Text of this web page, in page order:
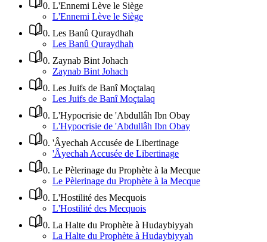
0. L'Ennemi Lève le Siège
L'Ennemi Lève le Siège
0. Les Banû Quraydhah
Les Banû Quraydhah
0. Zaynab Bint Johach
Zaynab Bint Johach
0. Les Juifs de Banî Moçtalaq
Les Juifs de Banî Moçtalaq
0. L'Hypocrisie de 'Abdullâh Ibn Obay
L'Hypocrisie de 'Abdullâh Ibn Obay
0. 'Âyechah Accusée de Libertinage
'Âyechah Accusée de Libertinage
0. Le Pèlerinage du Prophète à la Mecque
Le Pèlerinage du Prophète à la Mecque
0. L'Hostilité des Mecquois
L'Hostilité des Mecquois
0. La Halte du Prophète à Hudaybiyyah
La Halte du Prophète à Hudaybiyyah